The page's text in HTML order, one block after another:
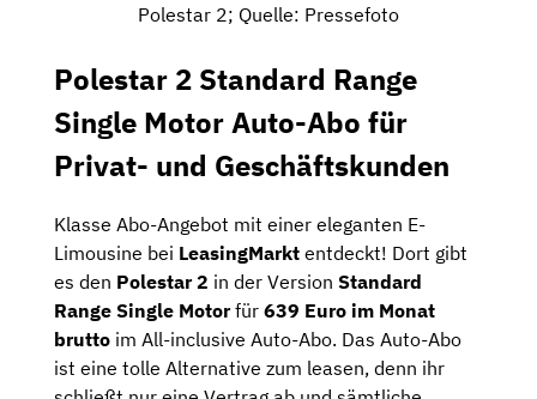
Polestar 2; Quelle: Pressefoto
Polestar 2 Standard Range
Single Motor Auto-Abo für
Privat- und Geschäftskunden
Klasse Abo-Angebot mit einer eleganten E-
Limousine bei LeasingMarkt entdeckt! Dort gibt
es den Polestar 2 in der Version Standard
Range Single Motorfür 639 Euro im Monat
brutto im All-inclusive Auto-Abo. Das Auto-Abo
ist eine tolle Alternative zum leasen, denn ihr